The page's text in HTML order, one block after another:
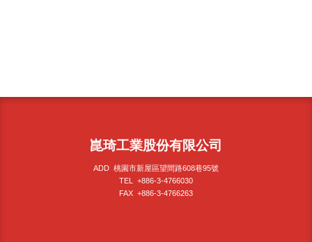
崑琦工業股份有限公司
ADD 桃園市新屋區望間路608巷95號
TEL +886-3-4766030
FAX +886-3-4766263